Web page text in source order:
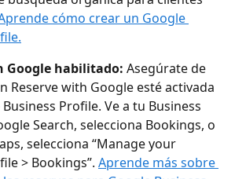
cómo crear un Google
Google habilitado: Asegúrate de
Reserve with Google esté activada
Profile. Ve a tu Business
Search, selecciona Bookings, o
selecciona “Manage your
> Bookings”. Aprende más sobre